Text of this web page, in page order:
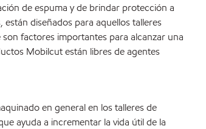
de espuma y de brindar protección a
diseñados para aquellos talleres
factores importantes para alcanzar una
Mobilcut están libres de agentes
en general en los talleres de
ayuda a incrementar la vida útil de la